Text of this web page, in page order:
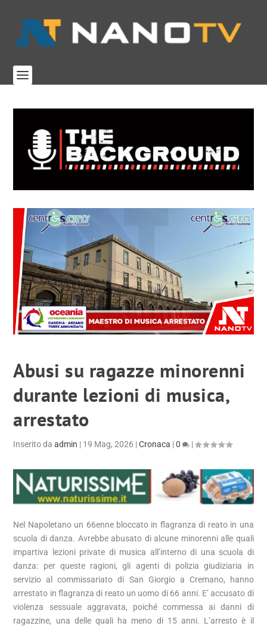
Abusi su ragazze minorenni
durante lezioni di musica,
arrestato
Inserito daadmin | 19 Mag, 2026 |Cronaca |0 |
Nel Napoletano un 66enne bloccato in flagranza di reato in una
scuola di danza. Avrebbe abusato di alcune minorenni alle quali
impartiva lezioni private di musica all’interno di una scuola di
danza: per queste ragioni, gli agenti di polizia giudiziaria in
servizio al commissariato di San Giorgio a Cremano, hanno
arrestato in flagranza di reato un uomo di 66 anni. E’ accusato di
violenza sessuale aggravata, poiché commessa ai danni di
ragazzine, una delle quali ha meno di 15 anni. L’arresto è il